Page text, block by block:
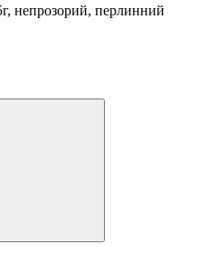
непрозорий, перлинний